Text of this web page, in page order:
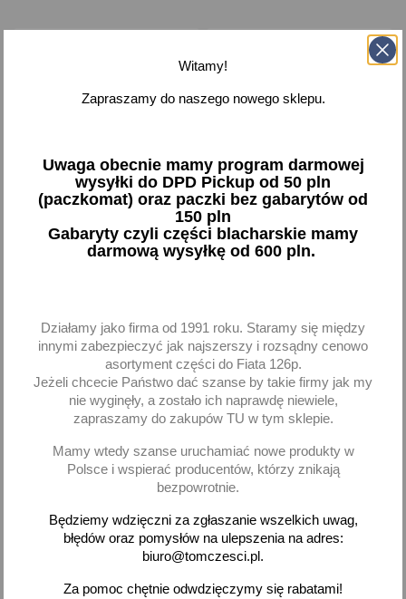
Reflektor lampa prawy H4
Polonez Caro Atu Plus
mocowanie hydrokorektor
Dodaj
- +
favorite_border
Reflektor lampa lewy H4
Polonez Caro Atu Plus
mocowanie hydrokorektor
Dodaj
- +
favorite_border
favorite_border
Witamy!
Zapraszamy do naszego nowego sklepu.
Uwaga obecnie mamy program darmowej
wysyłki do DPD Pickup od 50 pln
(paczkomat) oraz paczki bez gabarytów od
150 pln
Gabaryty czyli części blacharskie mamy
darmową wysyłkę od 600 pln.
Działamy jako firma od 1991 roku. Staramy się między
innymi zabezpieczyć jak najszerszy i rozsądny cenowo
asortyment części do Fiata 126p.
Jeżeli chcecie Państwo dać szanse by takie firmy jak my
nie wyginęły, a zostało ich naprawdę niewiele,
zapraszamy do zakupów TU w tym sklepie.
Mamy wtedy szanse uruchamiać nowe produkty w
Polsce i wspierać producentów, którzy znikają
bezpowrotnie.
Będziemy wdzięczni za zgłaszanie wszelkich uwag,
błędów oraz pomysłów na ulepszenia na adres:
biuro@tomczesci.pl.
Za pomoc chętnie odwdzięczymy się rabatami!